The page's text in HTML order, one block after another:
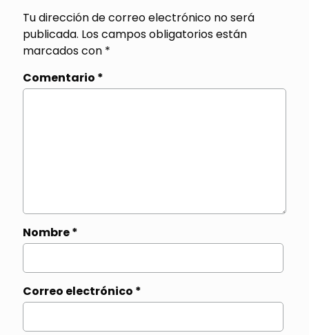
Tu dirección de correo electrónico no será
publicada. Los campos obligatorios están
marcados con *
Comentario *
Nombre*
Correo electrónico *